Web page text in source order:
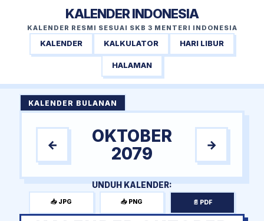
KALENDER INDONESIA
KALENDER RESMI SESUAI SKB 3 MENTERI INDONESIA
KALENDER KALKULATOR HARI LIBUR
HALAMAN
KALENDER BULANAN
←
OKTOBER
2079
→
UNDUH KALENDER:
📥 JPG 📥 PNG 📄 PDF